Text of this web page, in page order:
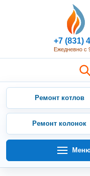
+7 (831)
Ежедневно с
Ремонт котлов
Ремонт колонок
Меню